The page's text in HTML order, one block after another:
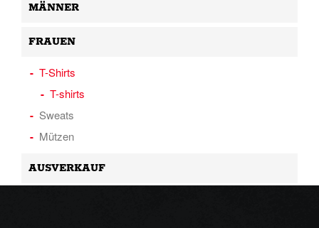
MÄNNER
FRAUEN
T-Shirts
T-shirts
Sweats
Mützen
AUSVERKAUF